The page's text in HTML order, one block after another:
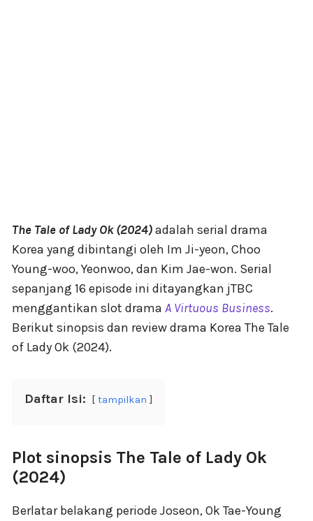
The Tale of Lady Ok (2024)adalah serial drama
Korea yang dibintangi oleh Im Ji-yeon, Choo
Young-woo, Yeonwoo, dan Kim Jae-won. Serial
sepanjang 16 episode ini ditayangkan jTBC
menggantikan slot drama A Virtuous Business.
Berikut sinopsis dan review drama Korea The Tale
of Lady Ok (2024).
Daftar Isi: tampilkan
Plot sinopsis The Tale of Lady Ok
(2024)
Berlatar belakang periode Joseon, Ok Tae-Young